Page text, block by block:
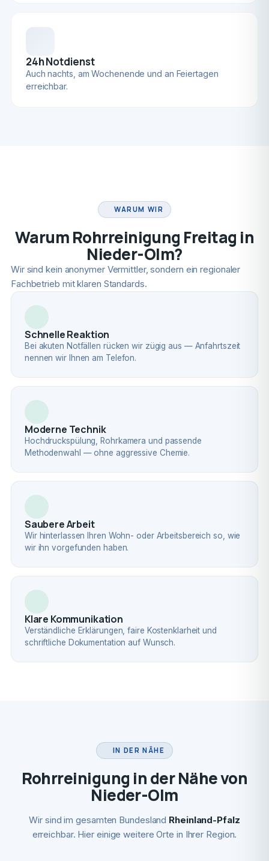
24h Notdienst
Auch nachts, am Wochenende und an Feiertagen
erreichbar.
WARUM WIR
Warum Rohrreinigung Freitag in
Nieder-Olm?
Wir sind kein anonymer Vermittler, sondern ein regionaler
Fachbetrieb mit klaren Standards.
Schnelle Reaktion
Bei akuten Notfällen rücken wir zügig aus — Anfahrtszeit
nennen wir Ihnen am Telefon.
Moderne Technik
Hochdruckspülung, Rohrkamera und passende
Methodenwahl — ohne aggressive Chemie.
Saubere Arbeit
Wir hinterlassen Ihren Wohn- oder Arbeitsbereich so, wie
wir ihn vorgefunden haben.
Klare Kommunikation
Verständliche Erklärungen, faire Kostenklarheit und
schriftliche Dokumentation auf Wunsch.
IN DER NÄHE
Rohrreinigung in der Nähe von
Nieder-Olm
Wir sind im gesamten Bundesland Rheinland-Pfalz
erreichbar. Hier einige weitere Orte in Ihrer Region.